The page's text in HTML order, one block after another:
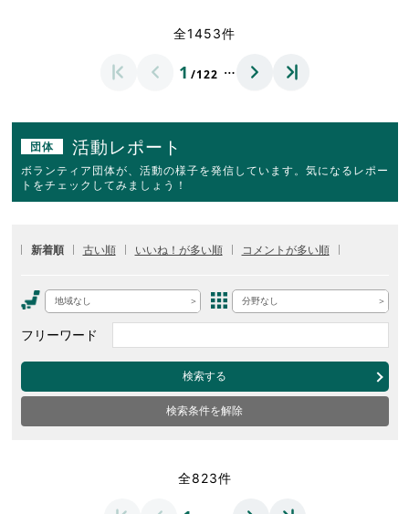
全1453件
1 /122 …
団体 活動レポート
ボランティア団体が、活動の様子を発信しています。気になるレポー
トをチェックしてみましょう！
新着順 古い順 いいね！が多い順 コメントが多い順
地域なし 分野なし
フリーワード
検索する
検索条件を解除
全823件